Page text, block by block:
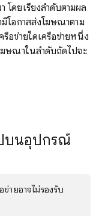
ดยเรียงลำดับตามผล
โอกาสส่งโฆษณาตาม
อข่ายใดเครือข่ายหนึ่ง
ฆษณาในลำดับถัดไปจะ
บนอุปกรณ์
ายอาจไม่รองรับ